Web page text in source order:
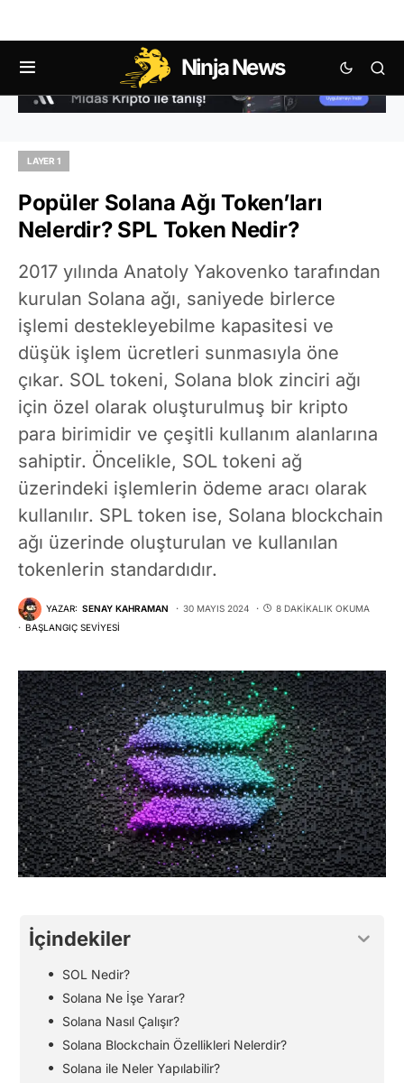
Ninja News
LAYER 1
Popüler Solana Ağı Token’ları
Nelerdir? SPL Token Nedir?
2017 yılında Anatoly Yakovenko tarafından
kurulan Solana ağı, saniyede birlerce
işlemi destekleyebilme kapasitesi ve
düşük işlem ücretleri sunmasıyla öne
çıkar. SOL tokeni, Solana blok zinciri ağı
için özel olarak oluşturulmuş bir kripto
para birimidir ve çeşitli kullanım alanlarına
sahiptir. Öncelikle, SOL tokeni ağ
üzerindeki işlemlerin ödeme aracı olarak
kullanılır. SPL token ise, Solana blockchain
ağı üzerinde oluşturulan ve kullanılan
tokenlerin standardıdır.
YAZAR: SENAY KAHRAMAN 30 MAYIS 2024
8 DAKIKALIK OKUMA
BAŞLANGIÇ SEVIYESI
İçindekiler
SOL Nedir?
Solana Ne İşe Yarar?
Solana Nasıl Çalışır?
Solana Blockchain Özellikleri Nelerdir?
Solana ile Neler Yapılabilir?